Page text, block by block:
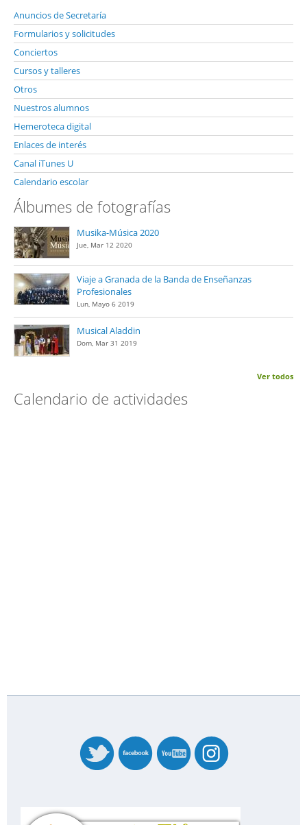
Anuncios de Secretaría
Formularios y solicitudes
Conciertos
Cursos y talleres
Otros
Nuestros alumnos
Hemeroteca digital
Enlaces de interés
Canal iTunes U
Calendario escolar
Álbumes de fotografías
Musika-Música 2020
Jue, Mar 12 2020
Viaje a Granada de la Banda de Enseñanzas
Profesionales
Lun, Mayo 6 2019
Musical Aladdin
Dom, Mar 31 2019
Ver todos
Calendario de actividades